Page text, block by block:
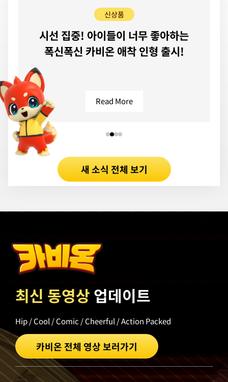
신상품
시선 집중! 아이들이 너무 좋아하는
폭신폭신 카비온 애착 인형 출시!
Read More
새 소식 전체 보기
최신 동영상 업데이트
Hip / Cool / Comic / Cheerful / Action Packed
카비온 전체 영상 보러가기